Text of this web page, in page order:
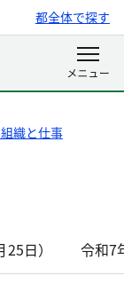
都全体で探す
織と仕事
日） 令和7